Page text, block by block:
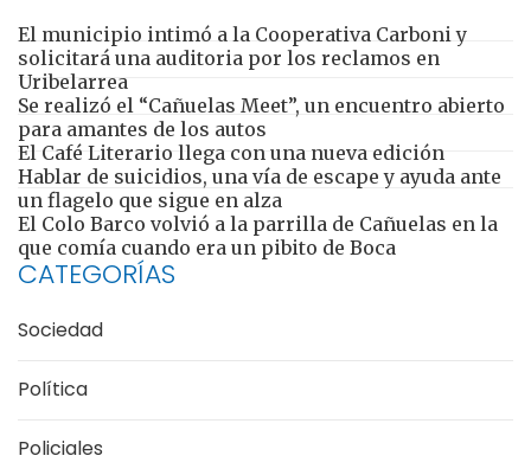
El municipio intimó a la Cooperativa Carboni y
solicitará una auditoria por los reclamos en
Uribelarrea
Se realizó el “Cañuelas Meet”, un encuentro abierto
para amantes de los autos
El Café Literario llega con una nueva edición
Hablar de suicidios, una vía de escape y ayuda ante
un flagelo que sigue en alza
El Colo Barco volvió a la parrilla de Cañuelas en la
que comía cuando era un pibito de Boca
CATEGORÍAS
Sociedad
Política
Policiales